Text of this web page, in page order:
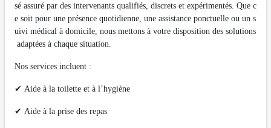
sé assuré par des intervenants qualifiés, discrets et expérimentés. Que c
e soit pour une présence quotidienne, une assistance ponctuelle ou un s
uivi médical à domicile, nous mettons à votre disposition des solutions
adaptées à chaque situation.
Nos services incluent :
✔ Aide à la toilette et à l’hygiène
✔ Aide à la prise des repas